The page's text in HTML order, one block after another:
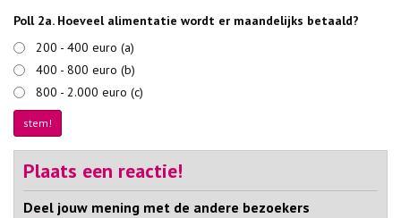
Poll 2a. Hoeveel alimentatie wordt er maandelijks betaald?
200 - 400 euro (a)
400 - 800 euro (b)
800 - 2.000 euro (c)
Plaats een reactie!
Deel jouw mening met de andere bezoekers